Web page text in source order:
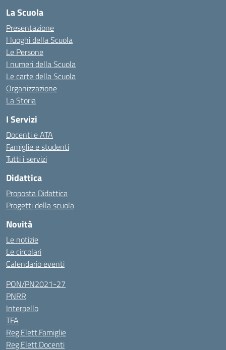
La Scuola
Presentazione
I luoghi della Scuola
Le Persone
I numeri della Scuola
Le carte della Scuola
Organizzazione
La Storia
I Servizi
Docenti e ATA
Famiglie e studenti
Tutti i servizi
Didattica
Proposta Didattica
Progetti della scuola
Novità
Le notizie
Le circolari
Calendario eventi
PON/PN2021-27
PNRR
Interpello
TFA
Reg.Elett.Famiglie
Reg.Elett.Docenti